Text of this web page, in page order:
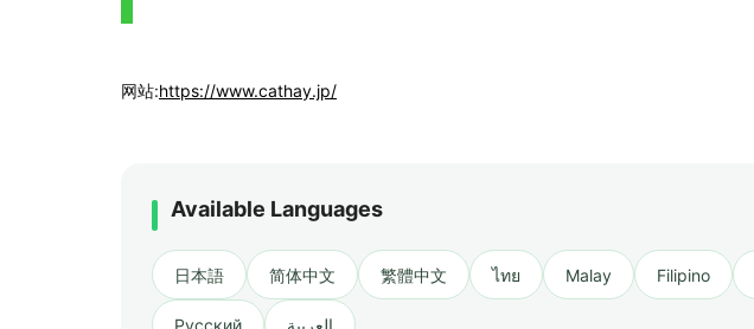
网站:https://www.cathay.jp/
Available Languages
日本語 简体中文 繁體中文 ไทย Malay Filipino
Русский العربية